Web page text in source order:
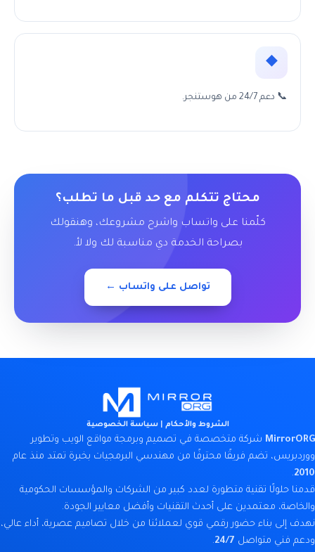
◆
📞 دعم 24/7 من هوستنجر.
محتاج تتكلم مع حد قبل ما تطلب؟
كلّمنا على واتساب واشرح مشروعك، وهنقولك
بصراحة الخدمة دي مناسبة لك ولا لأ.
تواصل على واتساب ←
الشروط والأحكام |سياسة الخصوصية
MirrorORG شركة متخصصة في تصميم وبرمجة مواقع الويب وتطوير
ووردبريس، تضم فريقًا محترفًا من مهندسي البرمجيات بخبرة تمتد منذ عام
2010
.
قدمنا حلولًا تقنية متطورة لعدد كبير من الشركات والمؤسسات الحكومية
والخاصة، معتمدين على أحدث التقنيات وأفضل معايير الجودة.
نهدف إلى بناء حضور رقمي قوي لعملائنا من خلال تصاميم عصرية، أداء عالي،
ودعم فني متواصل 24/7
.